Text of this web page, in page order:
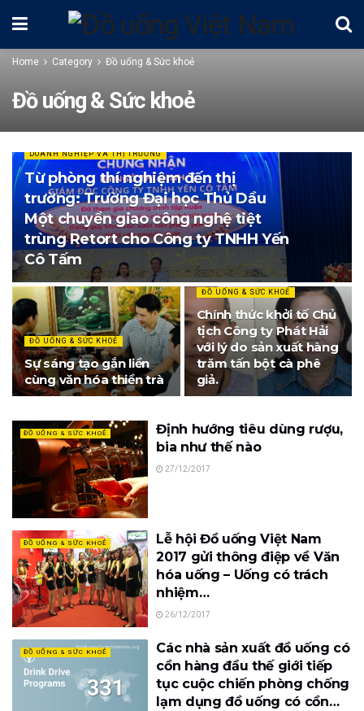
Home Category Đồ uống & Sức khoẻ
Đồ uống & Sức khoẻ
DOANH NGHIỆP VÀ THỊ TRƯỜNG
Từ phòng thí nghiệm đến thị
trường: Trường Đại học Thủ Dầu
Một chuyển giao công nghệ tiệt
trùng Retort cho Công ty TNHH Yến
Cô Tấm
ĐỒ UỐNG & SỨC KHOẺ
Sự sáng tạo gắn liền
cùng văn hóa thiền trà
ĐỒ UỐNG & SỨC KHOẺ
Chính thức khởi tố Chủ
tịch Công ty Phát Hải
với lý do sản xuất hàng
trăm tấn bột cà phê
giả.
ĐỒ UỐNG & SỨC KHOẺ
Định hướng tiêu dùng rượu,
bia như thế nào
27/12/2017
ĐỒ UỐNG & SỨC KHOẺ
Lễ hội Đồ uống Việt Nam
2017 gửi thông điệp về Văn
hóa uống – Uống có trách
nhiệm…
26/12/2017
ĐỒ UỐNG & SỨC KHOẺ
Các nhà sản xuất đồ uống có
cồn hàng đầu thế giới tiếp
tục cuộc chiến phòng chống
lạm dụng đồ uống có cồn…